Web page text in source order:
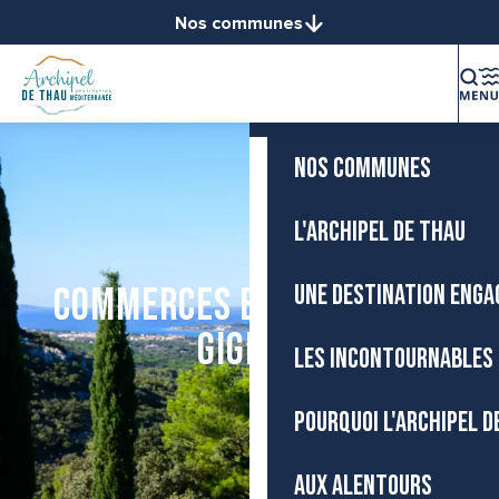
contenu
principal
Nos communes
Bouzigues
Mireval
Montbazin
Poussan
Sète
Vic-la-Gardiole
Villeveyrac
Accueil
NOS COMMUNES
L'ARCHIPEL DE THAU
UNE DESTINATION
LES
POURQUOI L'ARCHIPEL
AUX ALENTOURS
Commerces et Services à
Gigean